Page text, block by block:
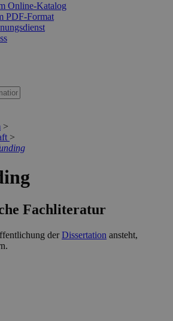
Online-Katalog
PDF-Format
>
>
Fachliteratur
derDissertation ansteht,